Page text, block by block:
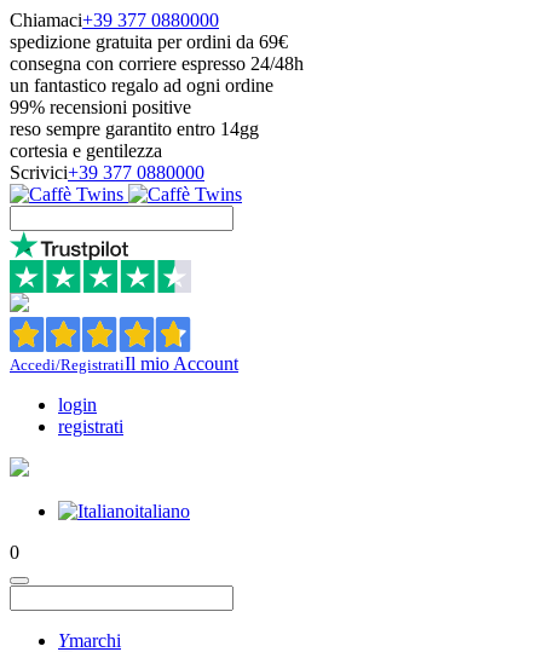
Chiamaci+39 377 0880000
spedizione gratuita per ordini da 69€
consegna con corriere espresso 24/48h
un fantastico regalo ad ogni ordine
99% recensioni positive
reso sempre garantito entro 14gg
cortesia e gentilezza
Scrivici+39 377 0880000
Accedi/RegistratiIl mio Account
login
registrati
italiano
0
Ymarchi